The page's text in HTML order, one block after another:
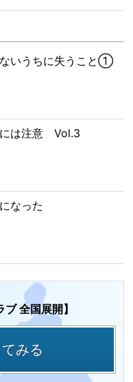
いうちに失うこと①
には注意 Vol.3
なった
全国展開】
みる